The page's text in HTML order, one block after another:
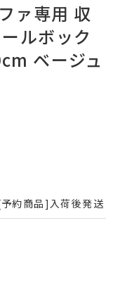
ァ専用 収
ルボック
ベージュ
約商品]入荷後発送